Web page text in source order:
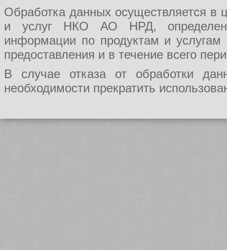
Обработка данных осуществляется в
и услуг НКО АО НРД, определения
информации по продуктам и
предоставления и в течение всего
В случае отказа от обработки
необходимости прекратить